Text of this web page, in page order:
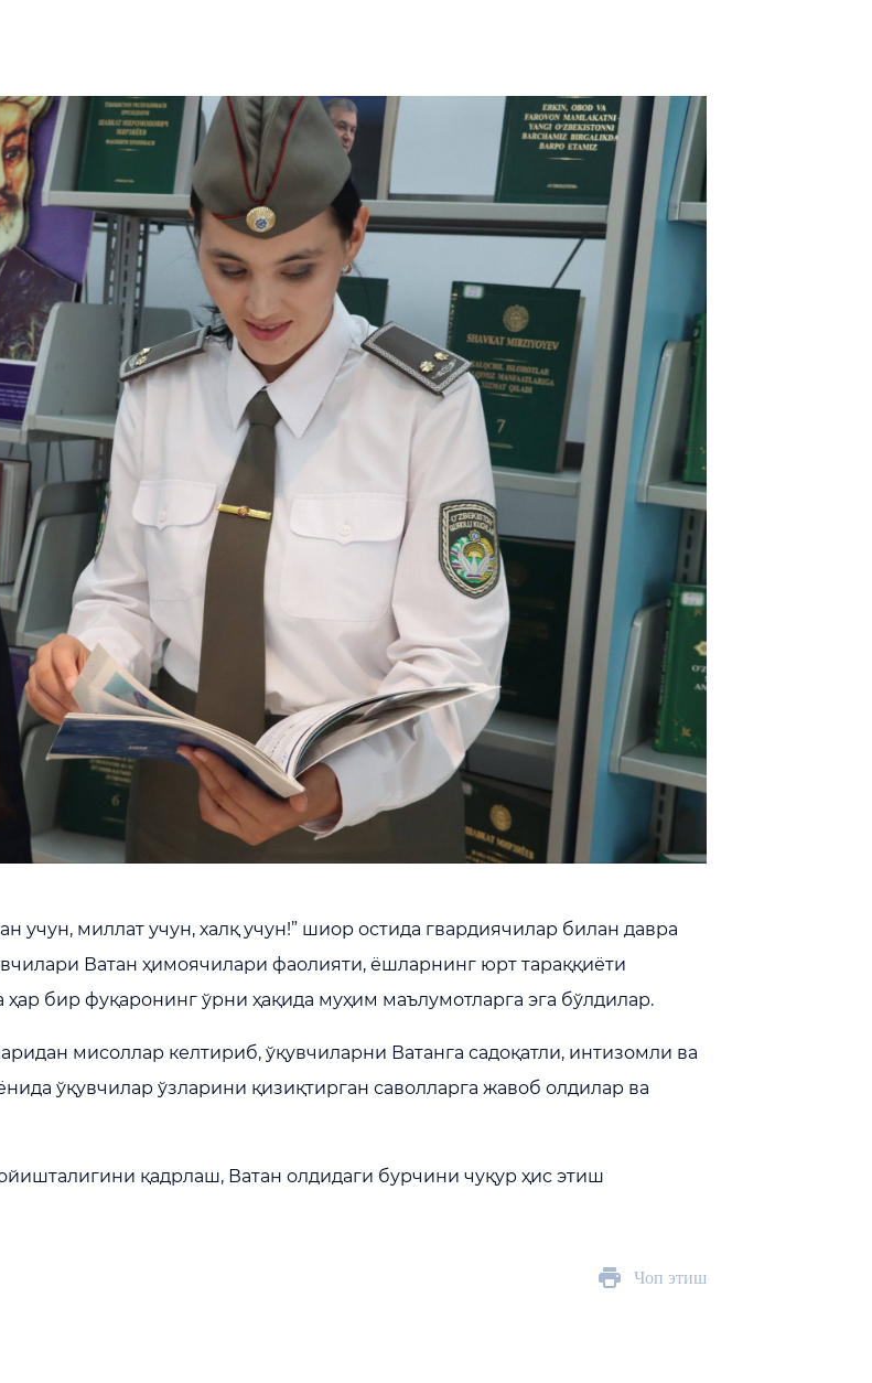
учун, миллат учун, халқ учун!” шиор остида гвардиячилар билан давра
Ватан ҳимоячилари фаолияти, ёшларнинг юрт тараққиёти
бир фуқаронинг ўрни ҳақида муҳим маълумотларга эга бўлдилар.
мисоллар келтириб, ўқувчиларни Ватанга садоқатли, интизомли ва
ўқувчилар ўзларини қизиқтирган саволларга жавоб олдилар ва
қадрлаш, Ватан олдидаги бурчини чуқур ҳис этиш
Чоп этиш